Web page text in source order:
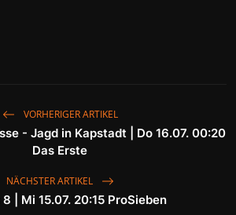
VORHERIGER ARTIKEL
- Jagd in Kapstadt | Do 16.07. 00:20
Das Erste
NÄCHSTER ARTIKEL
| Mi 15.07. 20:15 ProSieben